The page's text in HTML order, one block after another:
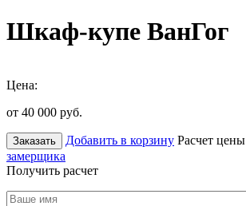
Шкаф-купе ВанГог
Цена:
от 40 000 руб.
Заказать Добавить в корзину Расчет цены
замерщика
Получить расчет